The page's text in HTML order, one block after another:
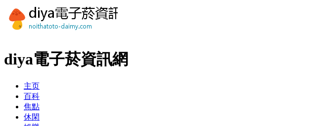
diya電子菸資訊網
主页
百科
焦點
休閑